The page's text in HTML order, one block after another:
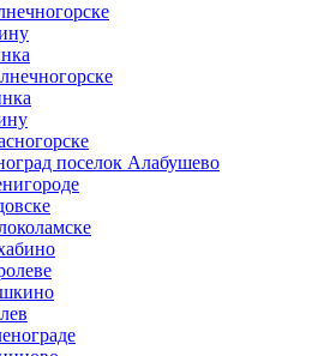
поселок Алабушево